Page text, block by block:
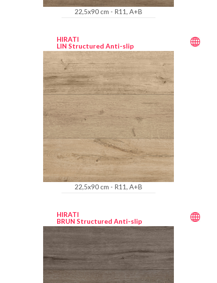
22,5x90 cm - R11, A+B
HIRATI
LIN Structured Anti-slip
22,5x90 cm - R11, A+B
HIRATI
BRUN Structured Anti-slip